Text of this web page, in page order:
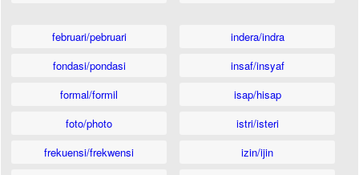
februari/pebruari
fondasi/pondasi
formal/formil
foto/photo
frekuensi/frekwensi
indera/indra
insaf/insyaf
isap/hisap
istri/isteri
izin/ijin